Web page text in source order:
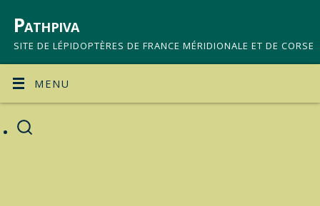
Pathpiva
SITE DE LÉPIDOPTÈRES DE FRANCE MÉRIDIONALE ET DE CORSE
MENU